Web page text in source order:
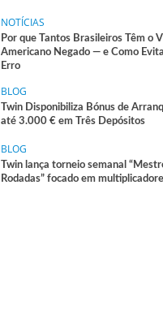
NOTÍCIAS
Por que Tantos Brasileiros Têm o
Americano Negado — e Como
Erro
BLOG
Twin Disponibiliza Bónus de
até 3.000 € em Três Depósitos
BLOG
Twin lança torneio semanal
Rodadas” focado em